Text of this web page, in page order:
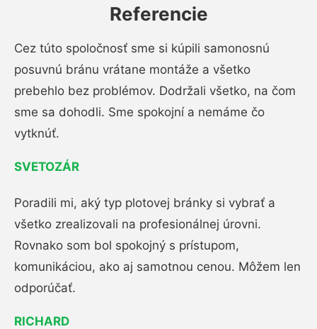
Referencie
Cez túto spoločnosť sme si kúpili samonosnú
posuvnú bránu vrátane montáže a všetko
prebehlo bez problémov. Dodržali všetko, na čom
sme sa dohodli. Sme spokojní a nemáme čo
vytknúť.
SVETOZÁR
Poradili mi, aký typ plotovej bránky si vybrať a
všetko zrealizovali na profesionálnej úrovni.
Rovnako som bol spokojný s prístupom,
komunikáciou, ako aj samotnou cenou. Môžem len
odporúčať.
RICHARD